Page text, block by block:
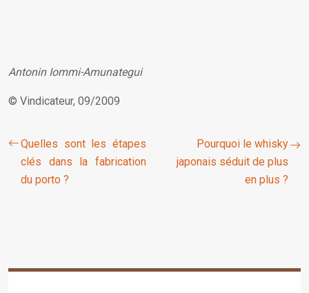
Antonin Iommi-Amunategui
© Vindicateur, 09/2009
Quelles sont les étapes
clés dans la fabrication
du porto ?
Pourquoi le whisky
japonais séduit de plus
en plus ?